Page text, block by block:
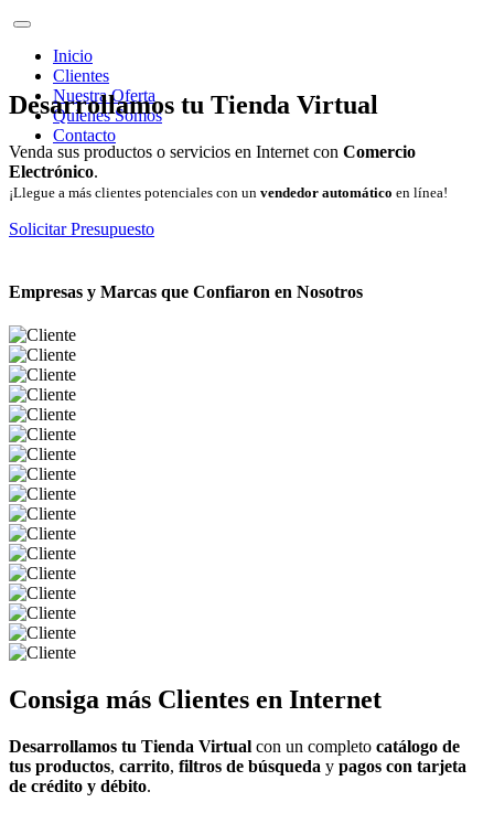
Inicio
Clientes
Nuestra Oferta
Quienes Somos
Contacto
Desarrollamos tu Tienda Virtual
Venda sus productos o servicios en Internet con Comercio
Electrónico.
¡Llegue a más clientes potenciales con un vendedor automático en línea!
Solicitar Presupuesto
Empresas y Marcas que Confiaron en Nosotros
Consiga más Clientes en Internet
Desarrollamos tu Tienda Virtual con un completo catálogo de
tus productos, carrito, filtros de búsqueda y pagos con tarjeta
de crédito y débito.